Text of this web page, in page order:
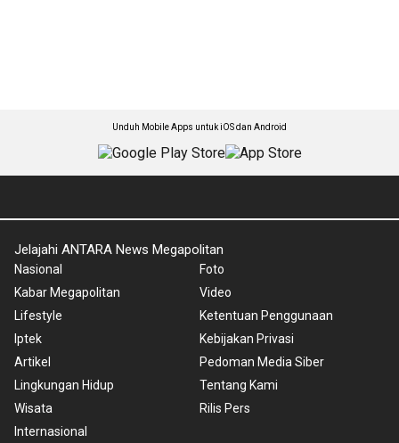
Unduh Mobile Apps untuk iOS dan Android
Jelajahi ANTARA News Megapolitan
Nasional
Kabar Megapolitan
Lifestyle
Iptek
Artikel
Lingkungan Hidup
Wisata
Internasional
Foto
Video
Ketentuan Penggunaan
Kebijakan Privasi
Pedoman Media Siber
Tentang Kami
Rilis Pers